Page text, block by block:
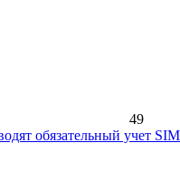
49
обязательный учет